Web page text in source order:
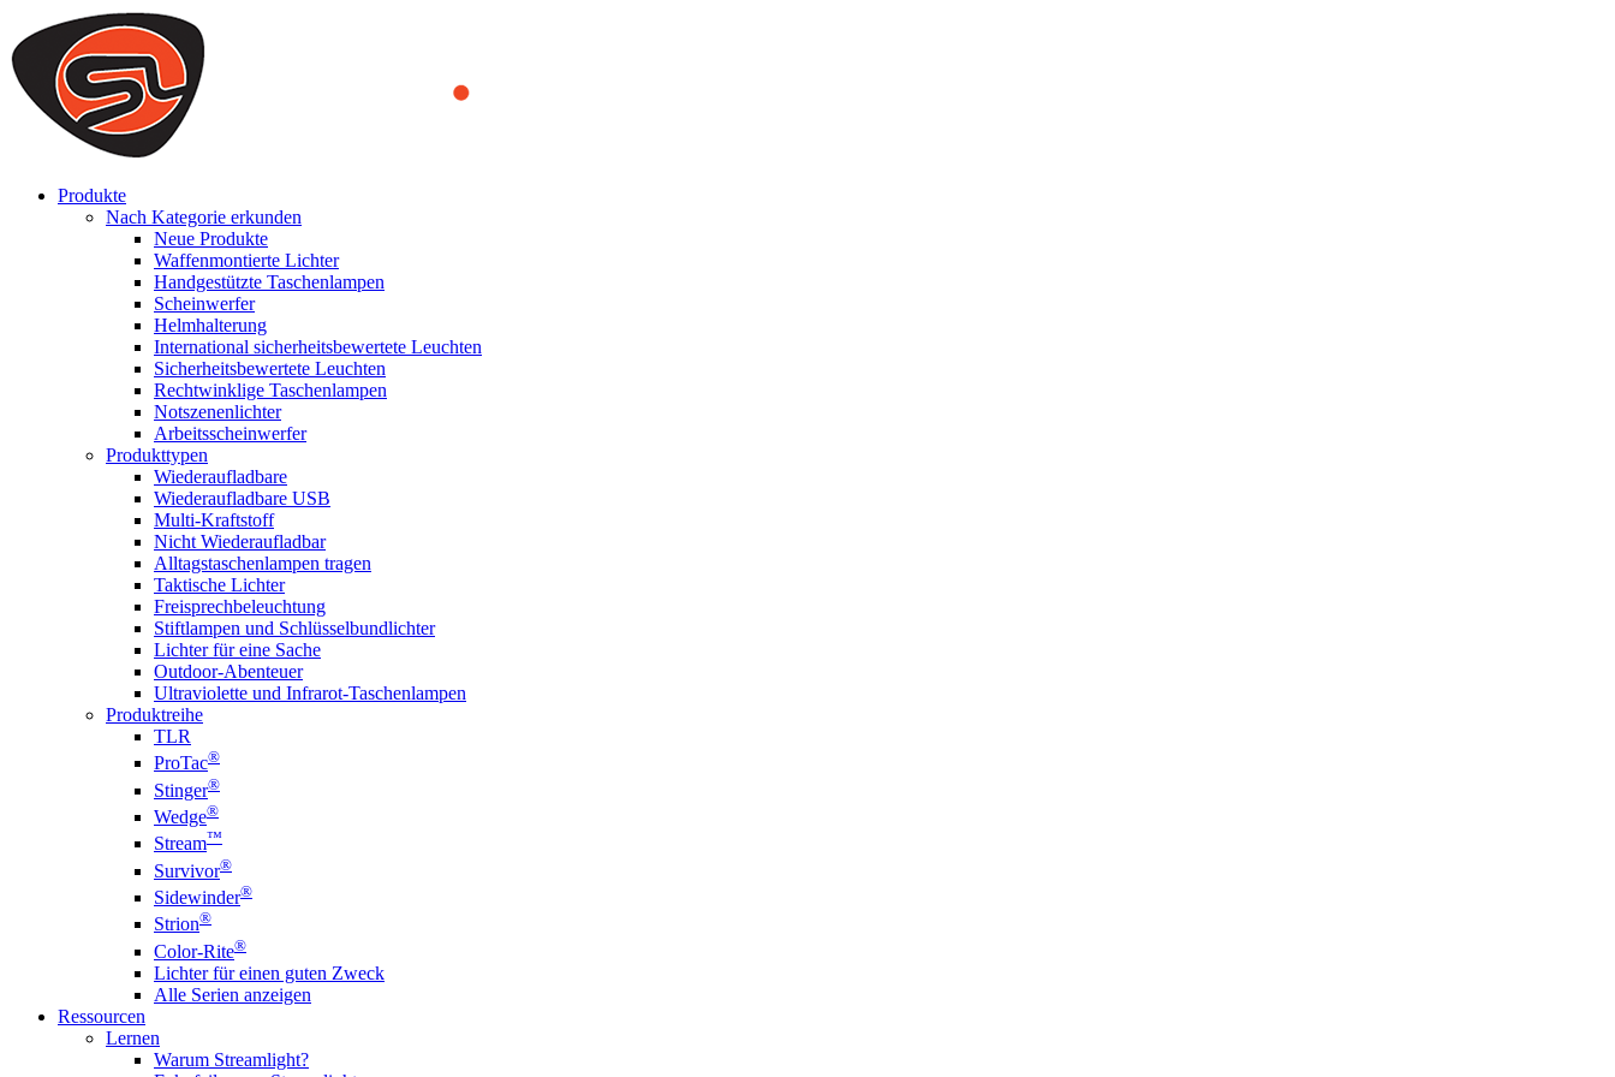
We use cookies to ensure that we provide you the best experience on our website. By continuing to browse this website, you accept that cookies are used to help us analyze how the website is used and to offer
you a better experience. To learn more or to find out how you can disable cookies, you can access our
ACCEPT AND CLOSE
Produkte
Nach Kategorie erkunden
Neue Produkte
Waffenmontierte Lichter
Handgestützte Taschenlampen
Scheinwerfer
Helmhalterung
International sicherheitsbewertete Leuchten
Sicherheitsbewertete Leuchten
Rechtwinklige Taschenlampen
Notszenenlichter
Arbeitsscheinwerfer
Produkttypen
Wiederaufladbare
Wiederaufladbare USB
Multi-Kraftstoff
Nicht Wiederaufladbar
Alltagstaschenlampen tragen
Taktische Lichter
Freisprechbeleuchtung
Stiftlampen und Schlüsselbundlichter
Lichter für eine Sache
Outdoor-Abenteuer
Ultraviolette und Infrarot-Taschenlampen
Produktreihe
TLR
ProTac®
Stinger®
Wedge®
Stream™
Survivor®
Sidewinder®
Strion®
Color-Rite®
Lichter für einen guten Zweck
Alle Serien anzeigen
Ressourcen
Lernen
Warum Streamlight?